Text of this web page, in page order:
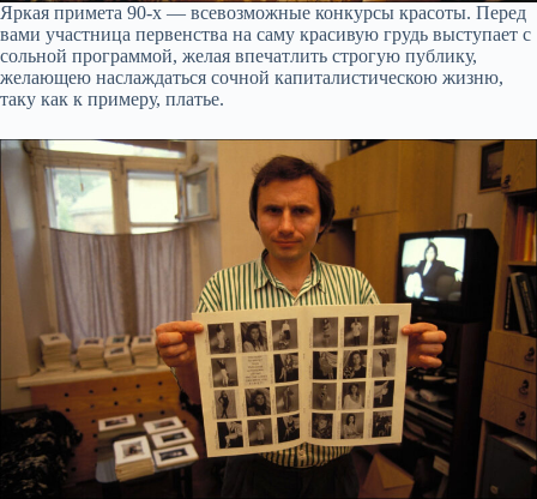
Яркая примета 90-х — всевозможные конкурсы красоты. Перед
вами участница первенства на саму красивую грудь выступает с
сольной программой, желая впечатлить строгую публику,
желающею наслаждаться сочной капиталистическою жизню,
таку как к примеру, платье.